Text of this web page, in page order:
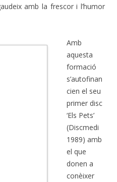
amb la frescor i l’humor
Amb
aquesta
formació
s’autofinan
cien el seu
primer disc
‘Els Pets’
(Discmedi
1989) amb
el que
donen a
conèixer